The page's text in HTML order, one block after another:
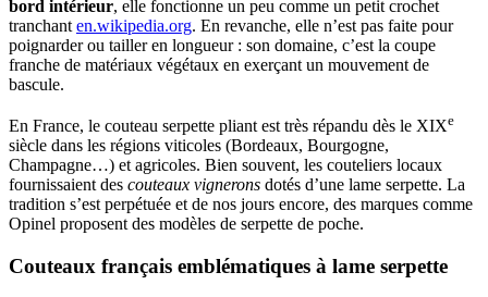
bord intérieur, elle fonctionne un peu comme un petit crochet
tranchant ​ en.wikipedia.org. En revanche, elle n’est pas faite pour
poignarder ou tailler en longueur : son domaine, c’est la coupe
franche de matériaux végétaux en exerçant un mouvement de
bascule.
En France, le couteau serpette pliant est très répandu dès le XIXe
siècle dans les régions viticoles (Bordeaux, Bourgogne,
Champagne…) et agricoles. Bien souvent, les couteliers locaux
fournissaient des couteaux vignerons dotés d’une lame serpette. La
tradition s’est perpétuée et de nos jours encore, des marques comme
Opinel proposent des modèles de serpette de poche.
Couteaux français emblématiques à lame serpette